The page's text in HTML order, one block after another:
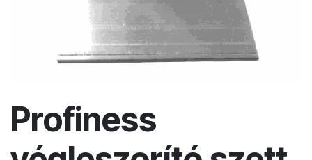
Profiness